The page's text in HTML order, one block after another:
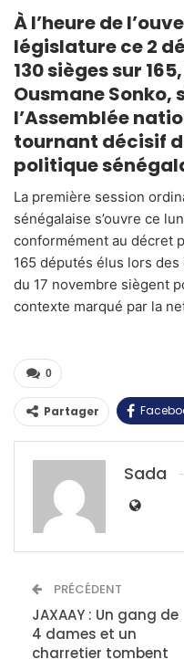
À l’heure de
législature ce 2
130 sièges sur
Ousmane Sonko,
l’Assemblée
tournant décisif
politique
La première session
sénégalaise s’ouvre ce
conformément au décret
165 députés élus lors
du 17 novembre siègent
contexte marqué par la
0
Partager
Sada
PRÉCÉDENT
JAXAAY : Un gang de
4 dames et un
charretier tombent